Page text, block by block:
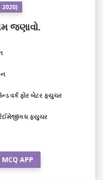
જણાવો.
વર્ક ફોર બેટર ફ્યુચર
ધ ફ્યુચર
APP